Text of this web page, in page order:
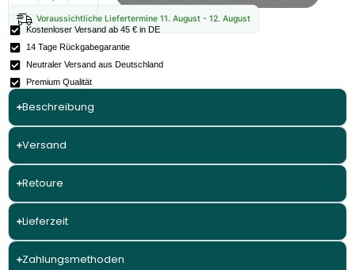
IMPORT-
A++)
Menge
Voraussichtliche Liefertermine 11. August - 12. August
Kostenloser Versand ab 45 € in DE
14 Tage Rückgabegarantie
Neutraler Versand aus Deutschland
Premium Qualität
Beschreibung
Versand
Retoure
Lieferzeit
Zahlungsmethoden